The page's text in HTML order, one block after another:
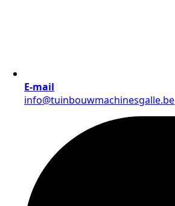
E-mail
info@tuinbouwmachinesgalle.be